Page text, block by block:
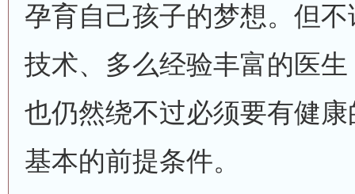
孕育自己孩子的梦想。但
技术、多么经验丰富的医
也仍然绕不过必须要有健
基本的前提条件。